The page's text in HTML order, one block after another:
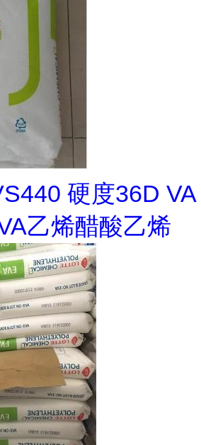
硬度36D VA
乙烯醋酸乙烯